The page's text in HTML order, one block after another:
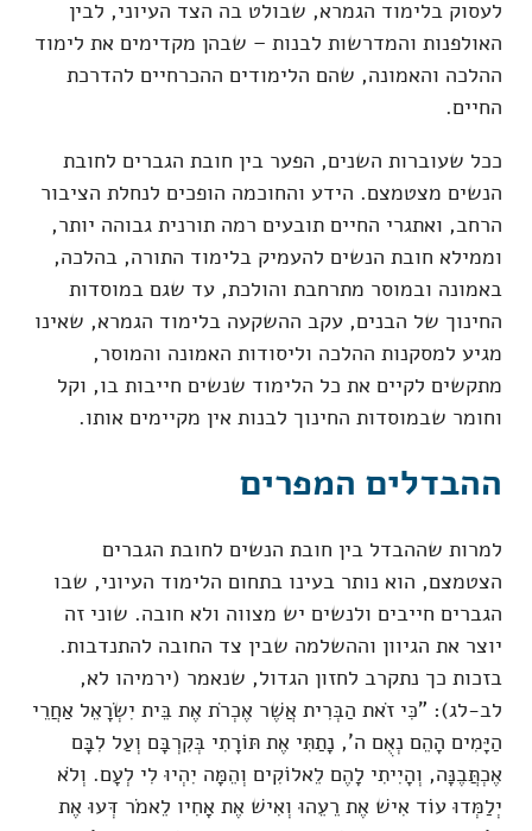
לעסוק בלימוד הגמרא, שבולט בה הצד העיוני, לבין
האולפנות והמדרשות לבנות – שבהן מקדימים את לימוד
ההלכה והאמונה, שהם הלימודים ההכרחיים להדרכת
החיים.
ככל שעוברות השנים, הפער בין חובת הגברים לחובת
הנשים מצטמצם. הידע והחוכמה הופכים לנחלת הציבור
הרחב, ואתגרי החיים תובעים רמה תורנית גבוהה יותר,
וממילא חובת הנשים להעמיק בלימוד התורה, בהלכה,
באמונה ובמוסר מתרחבת והולכת, עד שגם במוסדות
החינוך של הבנים, עקב ההשקעה בלימוד הגמרא, שאינו
מגיע למסקנות ההלכה וליסודות האמונה והמוסר,
מתקשים לקיים את כל הלימוד שנשים חייבות בו, וקל
וחומר שבמוסדות החינוך לבנות אין מקיימים אותו.
ההבדלים המפרים
למרות שההבדל בין חובת הנשים לחובת הגברים
הצטמצם, הוא נותר בעינו בתחום הלימוד העיוני, שבו
הגברים חייבים ולנשים יש מצווה ולא חובה. שוני זה
יוצר את הגיוון וההשלמה שבין צד החובה להתנדבות.
בזכות כך נתקרב לחזון הגדול, שנאמר (ירמיהו לא,
לב-לג): "כִּי זֹאת הַבְּרִית אֲשֶׁר אֶכְרֹת אֶת בֵּית יִשְׂרָאֵל אַחֲרֵי
הַיָּמִים הָהֵם נְאֻם ה', נָתַתִּי אֶת תּוֹרָתִי בְּקִרְבָּם וְעַל לִבָּם
אֶכְתֲּבֶנָּה, וְהָיִיתִי לָהֶם לֵאלוֹקִים וְהֵמָּה יִהְיוּ לִי לְעָם. וְלֹא
יְלַמְּדוּ עוֹד אִישׁ אֶת רֵעֵהוּ וְאִישׁ אֶת אָחִיו לֵאמֹר דְּעוּ אֶת